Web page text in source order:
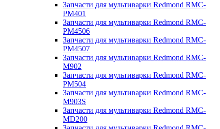
Запчасти для мультиварки Redmond RMC-
PM401
Запчасти для мультиварки Redmond RMC-
PM4506
Запчасти для мультиварки Redmond RMC-
PM4507
Запчасти для мультиварки Redmond RMC-
M902
Запчасти для мультиварки Redmond RMC-
PM504
Запчасти для мультиварки Redmond RMC-
M903S
Запчасти для мультиварки Redmond RMC-
MD200